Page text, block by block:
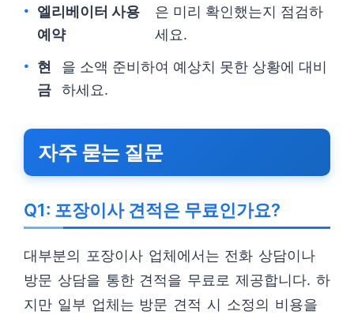
엘리베이터 사용
예약
은 미리 확인했는지 점검하
세요.
현
금
을 소액 준비하여 예상치 못한 상황에 대비
하세요.
자주 묻는 질문
Q1: 포장이사 견적은 무료인가요?
대부분의 포장이사 업체에서는 전화 상담이나
방문 상담을 통한 견적을 무료로 제공합니다. 하
지만 일부 업체는 방문 견적 시 소정의 비용을